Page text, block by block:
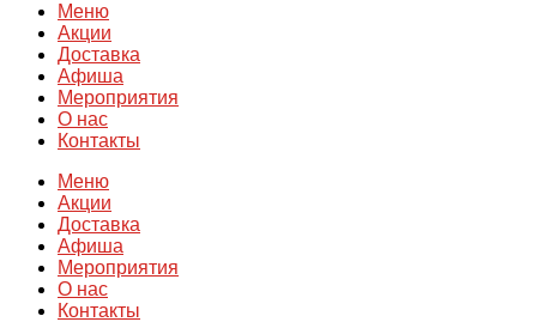
Меню
Акции
Доставка
Афиша
Мероприятия
О нас
Контакты
Меню
Акции
Доставка
Афиша
Мероприятия
О нас
Контакты